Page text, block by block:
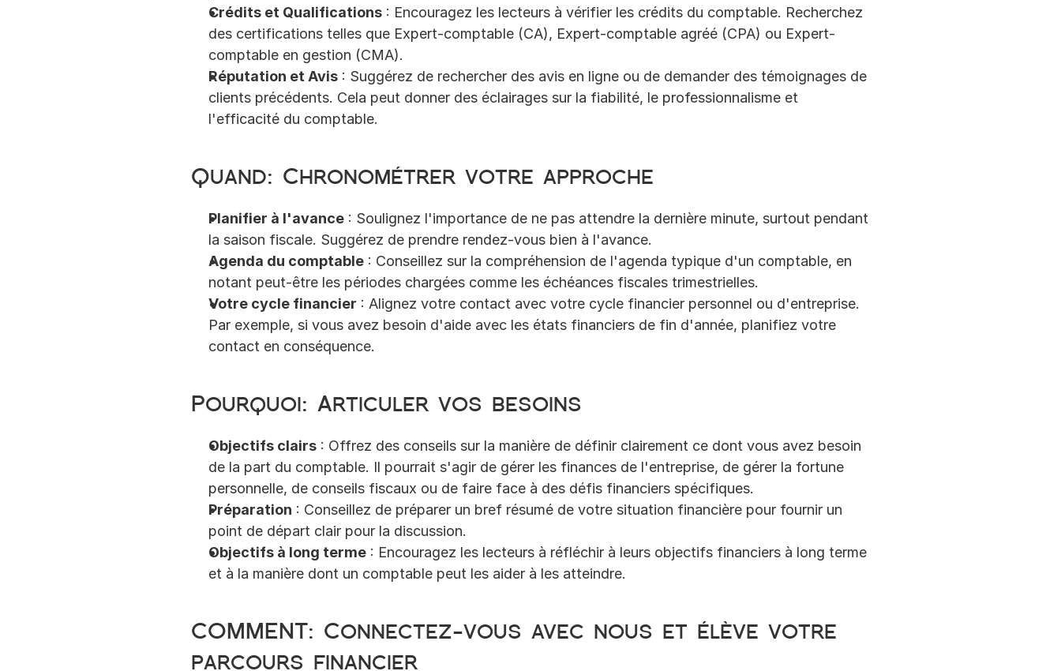
Crédits et Qualifications : Encouragez les lecteurs à vérifier les crédits du comptable. Recherchez
des certifications telles que Expert-comptable (CA), Expert-comptable agréé (CPA) ou Expert-
comptable en gestion (CMA).
Réputation et Avis : Suggérez de rechercher des avis en ligne ou de demander des témoignages de
clients précédents. Cela peut donner des éclairages sur la fiabilité, le professionnalisme et
l'efficacité du comptable.
Quand: Chronométrer votre approche
Planifier à l'avance : Soulignez l'importance de ne pas attendre la dernière minute, surtout pendant
la saison fiscale. Suggérez de prendre rendez-vous bien à l'avance.
Agenda du comptable : Conseillez sur la compréhension de l'agenda typique d'un comptable, en
notant peut-être les périodes chargées comme les échéances fiscales trimestrielles.
Votre cycle financier : Alignez votre contact avec votre cycle financier personnel ou d'entreprise.
Par exemple, si vous avez besoin d'aide avec les états financiers de fin d'année, planifiez votre
contact en conséquence.
Pourquoi: Articuler vos besoins
Objectifs clairs : Offrez des conseils sur la manière de définir clairement ce dont vous avez besoin
de la part du comptable. Il pourrait s'agir de gérer les finances de l'entreprise, de gérer la fortune
personnelle, de conseils fiscaux ou de faire face à des défis financiers spécifiques.
Préparation : Conseillez de préparer un bref résumé de votre situation financière pour fournir un
point de départ clair pour la discussion.
Objectifs à long terme : Encouragez les lecteurs à réfléchir à leurs objectifs financiers à long terme
et à la manière dont un comptable peut les aider à les atteindre.
COMMENT: Connectez-vous avec nous et élève votre
parcours financier